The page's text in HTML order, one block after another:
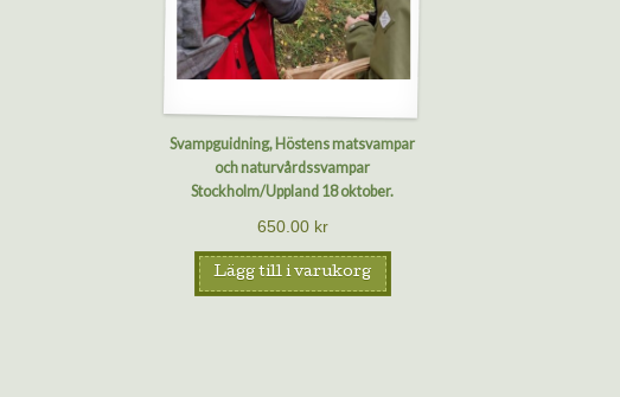
Svampguidning, Höstens matsvampar
och naturvårdssvampar
Stockholm/Uppland 18 oktober.
650.00 kr
Lägg till i varukorg